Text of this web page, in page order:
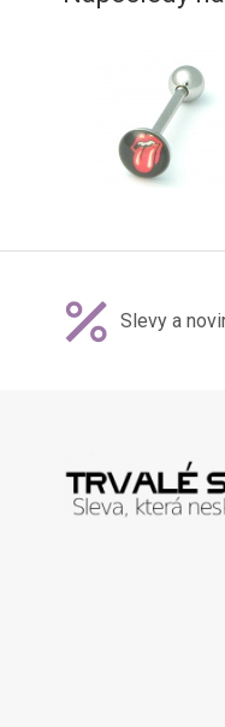
Slevy a